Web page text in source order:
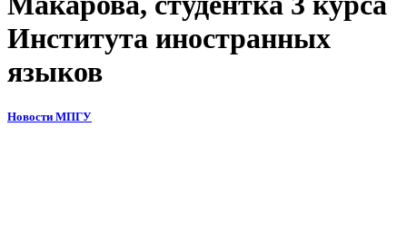
Института иностранных
языков
Новости МПГУ